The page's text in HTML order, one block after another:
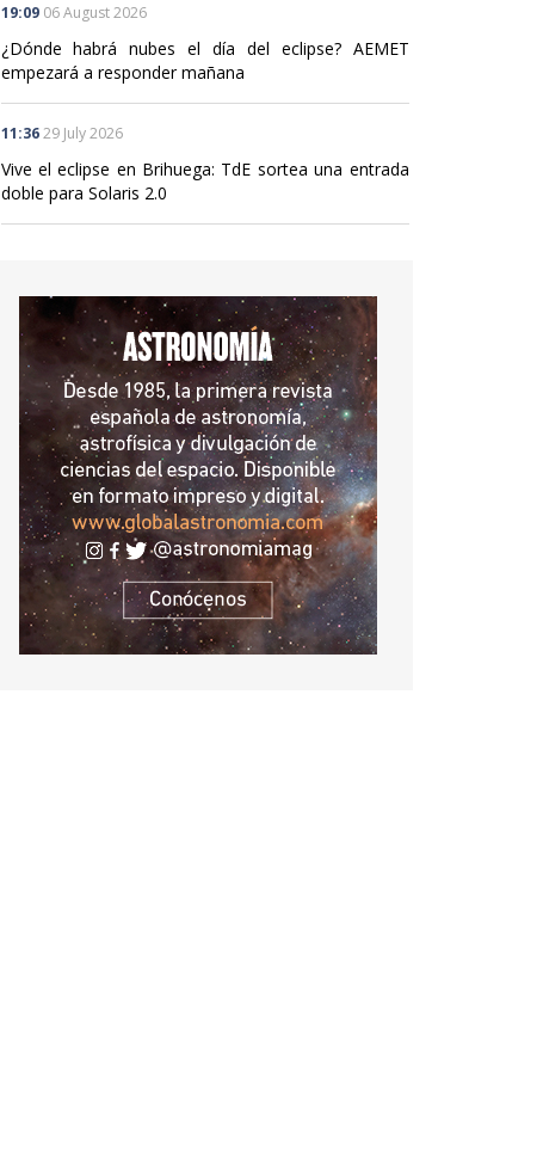
19:09 06 August 2026
¿Dónde habrá nubes el día del eclipse? AEMET
empezará a responder mañana
11:36 29 July 2026
Vive el eclipse en Brihuega: TdE sortea una entrada
doble para Solaris 2.0